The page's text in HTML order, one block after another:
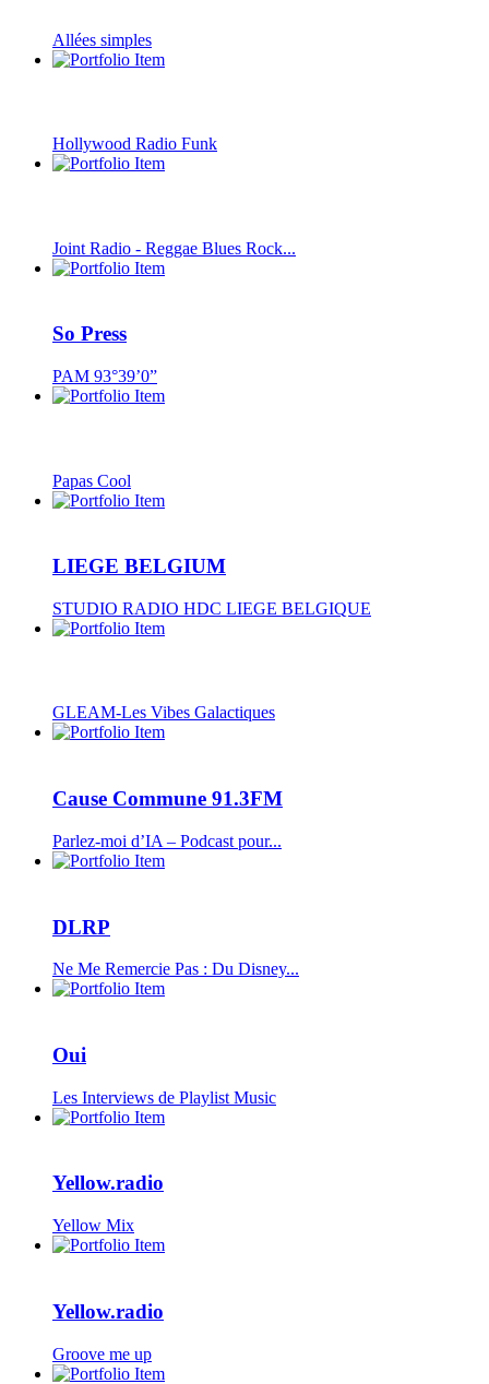
Allées simples
Hollywood Radio Funk
Joint Radio - Reggae Blues Rock...
So Press
PAM 93°39’0”
Papas Cool
LIEGE BELGIUM
STUDIO RADIO HDC LIEGE BELGIQUE
GLEAM-Les Vibes Galactiques
Cause Commune 91.3FM
Parlez-moi d’IA – Podcast pour...
DLRP
Ne Me Remercie Pas : Du Disney...
Oui
Les Interviews de Playlist Music
Yellow.radio
Yellow Mix
Yellow.radio
Groove me up